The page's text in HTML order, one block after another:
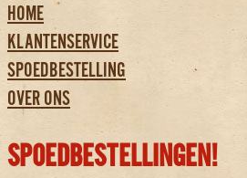
HOME
KLANTENSERVICE
SPOEDBESTELLING
OVER ONS
SPOEDBESTELLINGEN!